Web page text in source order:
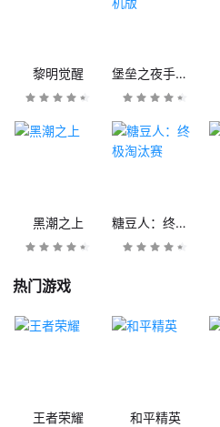
黎明觉醒 堡垒之夜手机版
黑潮之上 糖豆人：终极淘汰赛
热门游戏
王者荣耀 和平精英